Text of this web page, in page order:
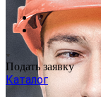
Подать заявку
Каталог